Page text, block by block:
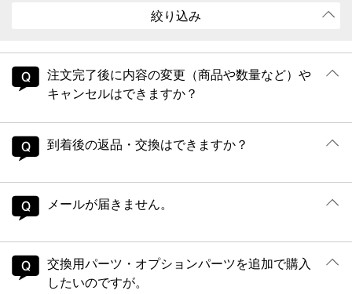
絞り込み
注文完了後に内容の変更（商品や数量など）や
キャンセルはできますか？
到着後の返品・交換はできますか？
メールが届きません。
交換用パーツ・オプションパーツを追加で購入
したいのですが。